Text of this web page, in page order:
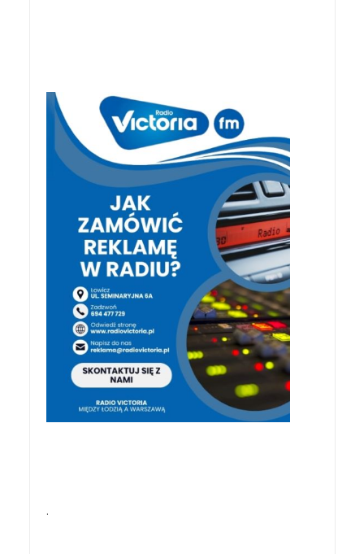
.